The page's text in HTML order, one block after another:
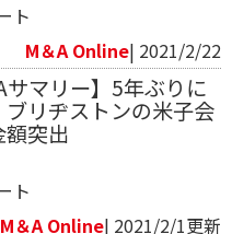
ト
M＆A Online| 2021/2/22
サマリー】5年ぶりに
リヂストンの米子会
突出
ト
M＆A Online| 2021/2/1更新